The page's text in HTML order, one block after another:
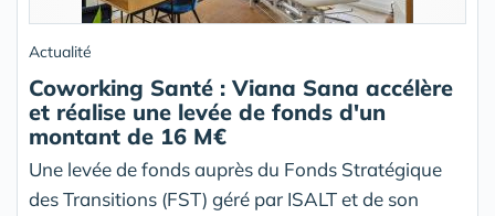
Actualité
Coworking Santé : Viana Sana accélère
et réalise une levée de fonds d'un
montant de 16 M€
Une levée de fonds auprès du Fonds Stratégique
des Transitions (FST) géré par ISALT et de son